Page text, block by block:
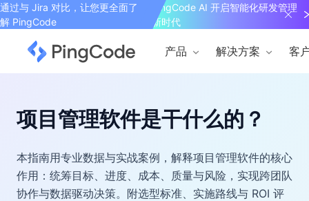
通过与 Jira 对比，让您更全面了
解 PingCode
PingCode AI 开启智能化研发管理
新时代
产品 解决方案 客
项目管理软件是干什么的？
本指南用专业数据与实战案例，解释项目管理软件的核心
作用：统筹目标、进度、成本、质量与风险，实现跨团队
协作与数据驱动决策。附选型标准、实施路线与 ROI 评